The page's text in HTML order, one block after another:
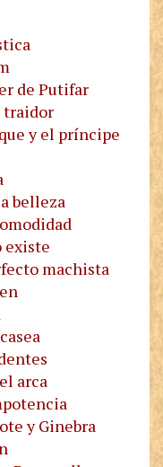
de Putifar
traidor
y el príncipe
belleza
existe
machista
arca
y Ginebra